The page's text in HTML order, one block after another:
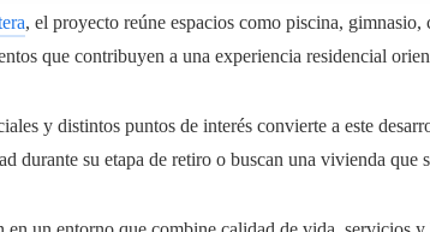
, el proyecto reúne espacios como piscina,
que contribuyen a una experiencia residencial
y distintos puntos de interés convierte a este
durante su etapa de retiro o buscan una vivienda que